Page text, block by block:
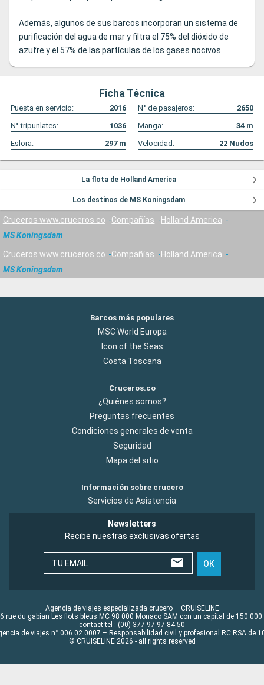
Además, algunos de sus barcos incorporan un sistema de
purificación del agua de mar y filtra el 75% del dióxido de
azufre y el 57% de las partículas de los gases nocivos.
Ficha Técnica
Puesta en servicio: 2016 N° de pasajeros:
2650
N° tripunlates:
1036 Manga: 34 m
Eslora:
297m Velocidad: 22 Nudos
La flota de Holland America
Los destinos de MS Koningsdam
Cruceros www.cruceros.co Compañías
Holland America
MS Koningsdam
Cruceros www.cruceros.co Compañías
Holland America
MS Koningsdam
Barcos más populares
MSC World Europa
Icon of the Seas
Costa Toscana
Cruceros.co
¿Quiénes somos?
Preguntas frecuentes
Condiciones generales de venta
Seguridad
Mapa del sitio
Información sobre crucero
Servicios de Asistencia
Newsletters
Recibe nuestras exclusivas ofertas
TU EMAIL OK
Agencia de viajes especializada crucero – CRUISELINE
rue du gabian Les flots bleus MC 98 000 Monaco SAM con un capital de 150 000
contact tel : (00) 377 97 97 84 50
de viajes n° 006 02 0007 – Responsabilidad civil y profesional RC RSA de
© CRUISELINE 2026 - all rights reserved